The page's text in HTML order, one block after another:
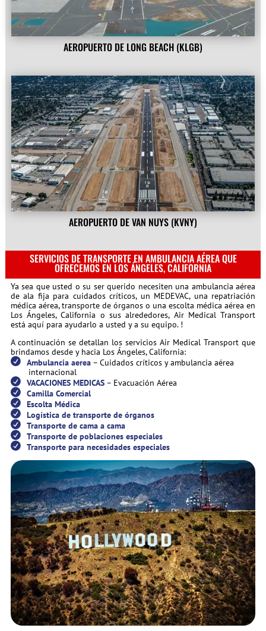
AEROPUERTO DE LONG BEACH (KLGB)
AEROPUERTO DE VAN NUYS (KVNY)
SERVICIOS DE TRANSPORTE EN AMBULANCIA AÉREA QUE
OFRECEMOS EN LOS ÁNGELES, CALIFORNIA
Ya sea que usted o su ser querido necesiten una ambulancia aérea
de ala fija para cuidados críticos, un MEDEVAC, una repatriación
médica aérea, transporte de órganos o una escolta médica aérea en
Los Ángeles, California o sus alrededores, Air Medical Transport
está aquí para ayudarlo a usted y a su equipo. !
A continuación se detallan los servicios Air Medical Transport que
brindamos desde y hacia Los Ángeles, California:
Ambulancia aerea– Cuidados críticos y ambulancia aérea
internacional
VACACIONES MEDICAS– Evacuación Aérea
Camilla Comercial
Escolta Médica
Logística de transporte de órganos
Transporte de cama a cama
Transporte de poblaciones especiales
Transporte para necesidades especiales